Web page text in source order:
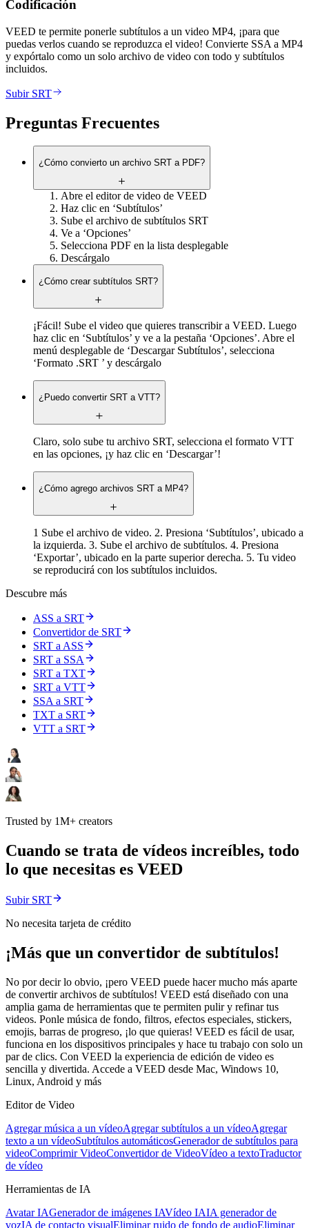
Codificación
VEED te permite ponerle subtítulos a un video MP4, ¡para que
puedas verlos cuando se reproduzca el video! Convierte SSA a MP4
y expórtalo como un solo archivo de video con todo y subtítulos
incluidos.
Subir SRT
Preguntas Frecuentes
¿Cómo convierto un archivo SRT a PDF?
Abre el editor de video de VEED
Haz clic en ‘Subtítulos’
Sube el archivo de subtítulos SRT
Ve a ‘Opciones’
Selecciona PDF en la lista desplegable
Descárgalo
¿Cómo crear subtítulos SRT?
¡Fácil! Sube el video que quieres transcribir a VEED. Luego
haz clic en ‘Subtítulos’ y ve a la pestaña ‘Opciones’. Abre el
menú desplegable de ‘Descargar Subtítulos’, selecciona
‘Formato .SRT ’ y descárgalo
¿Puedo convertir SRT a VTT?
Claro, solo sube tu archivo SRT, selecciona el formato VTT
en las opciones, ¡y haz clic en ‘Descargar’!
¿Cómo agrego archivos SRT a MP4?
1 Sube el archivo de video. 2. Presiona ‘Subtítulos’, ubicado a
la izquierda. 3. Sube el archivo de subtítulos. 4. Presiona
‘Exportar’, ubicado en la parte superior derecha. 5. Tu video
se reproducirá con los subtítulos incluidos.
Descubre más
ASS a SRT
Convertidor de SRT
SRT a ASS
SRT a SSA
SRT a TXT
SRT a VTT
SSA a SRT
TXT a SRT
VTT a SRT
Trusted by 1M+ creators
Cuando se trata de vídeos increíbles, todo
lo que necesitas es VEED
Subir SRT
No necesita tarjeta de crédito
¡Más que un convertidor de subtítulos!
No por decir lo obvio, ¡pero VEED puede hacer mucho más aparte
de convertir archivos de subtítulos! VEED está diseñado con una
amplia gama de herramientas que te permiten pulir y refinar tus
videos. Ponle música de fondo, filtros, efectos especiales, stickers,
emojis, barras de progreso, ¡lo que quieras! VEED es fácil de usar,
funciona en los dispositivos principales y hace tu trabajo con solo un
par de clics. Con VEED la experiencia de edición de video es
sencilla y divertida. Accede a VEED desde Mac, Windows 10,
Linux, Android y más
Editor de Video
Agregar música a un vídeoAgregar subtítulos a un vídeoAgregar
texto a un vídeoSubtítulos automáticosGenerador de subtítulos para
videoComprimir VideoConvertidor de VideoVídeo a textoTraductor
de vídeo
Herramientas de IA
Avatar IAGenerador de imágenes IAVídeo IAIA generador de
vozIA de contacto visualEliminar ruido de fondo de audioEliminar